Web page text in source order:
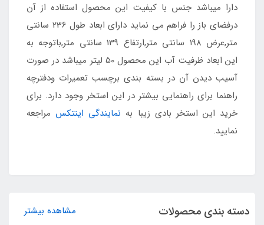
دارا میباشد جنس با کیفیت این محصول استفاده از آن
درفضای باز را فراهم می نماید دارای ابعاد طول 236 سانتی
متر,عرض 198 سانتی متر,ارتفاع 139 سانتی متر,باتوجه به
این ابعاد ظرفیت آب این محصول 50 لیتر میباشد در صورت
آسیب دیدن آن در بسته بندی برچسب تعمیرات ودفترچه
راهنما برای راهنمایی بیشتر در این استخر وجود دارد. برای
خرید این استخر بادی زیبا به نمایندگی اینتکس مراجعه
نمایید.
دسته بندی محصولات مشاهده بیشتر